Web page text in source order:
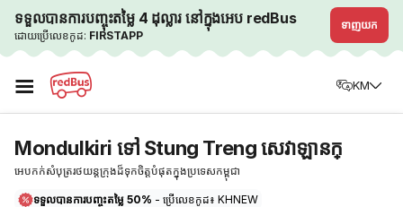
ទទួលបានការបញ្ចុះតម្លៃ 4 ដុល្លារ នៅក្នុងអេប redBus
ដោយប្រើលេខកូដ: FIRSTAPP
ទាញយក
☰ KM
Mondulkiri ទៅ Stung Treng សេវាឡានក្
អេបកក់សំបុត្ររថយន្តក្រុងដ៏ទុកចិត្តបំផុតក្នុងប្រទេសកម្ពុជា
ទទួលបានការបញ្ចុះតម្លៃ 50% - ប្រើលេខកូដ៖ KHNEW